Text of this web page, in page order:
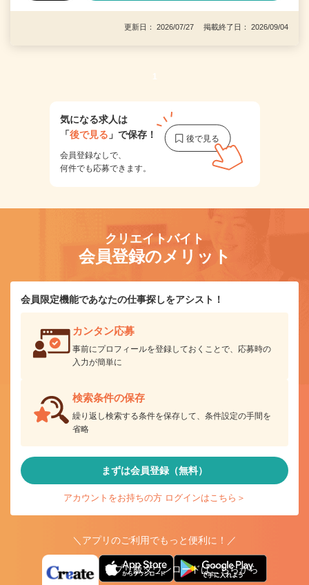
更新日： 2026/07/27 掲載終了日： 2026/09/04
1
気になる求人は
「後で見る 」で保存！
会員登録なしで、
何件でも応募できます。
クリエイトバイト
会員登録のメリット
会員限定機能であなたの仕事探しをアシスト！
カンタン応募
事前にプロフィールを登録しておくことで、応募時の
入力が簡単に
検索条件の保存
繰り返し検索する条件を保存して、条件設定の手間を
省略
まずは会員登録（無料）
アカウントをお持ちの方 ログインはこちら＞
＼アプリのご利用でもっと便利に！／
アプリ版ダウンロードはこちらから